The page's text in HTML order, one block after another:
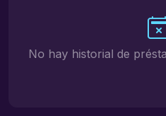
No hay historial de